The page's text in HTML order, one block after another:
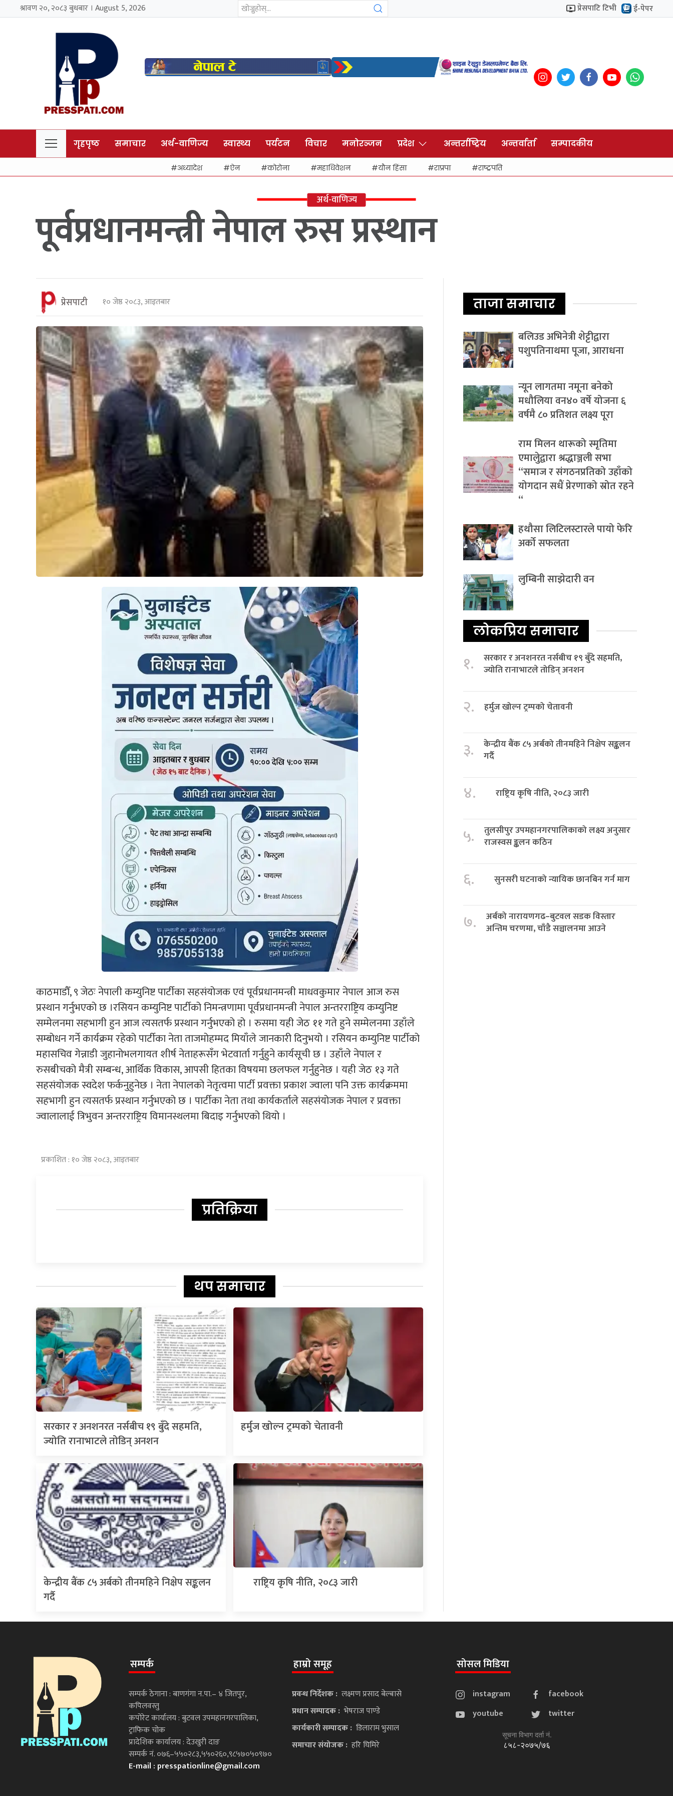
श्रावण २०, २०८३ बुधबार । August 5, 2026 प्रेसपाटि टिभी ई-पेपर
गृहपृष्ठ समाचार अर्थ-वाणिज्य स्वास्थ्य पर्यटन विचार मनोरञ्जन प्रदेश अन्तर्राष्ट्रिय अन्तर्वार्ता सम्पादकीय
अध्यादेश ऐन कोरोना महाधिवेशन यौन हिंसा राप्रपा राष्ट्रपति
अर्थ-वाणिज्य
पूर्वप्रधानमन्त्री नेपाल रुस प्रस्थान
प्रेसपाटी १० जेष्ठ २०८३, आइतबार
काठमाडौँ, ९ जेठः नेपाली कम्युनिष्ट पार्टीका सहसंयोजक एवं पूर्वप्रधानमन्त्री माधवकुमार नेपाल आज रुस
प्रस्थान गर्नुभएको छ ।रसियन कम्युनिष्ट पार्टीको निमन्त्रणामा पूर्वप्रधानमन्त्री नेपाल अन्तरराष्ट्रिय कम्युनिष्ट
सम्मेलनमा सहभागी हुन आज त्यसतर्फ प्रस्थान गर्नुभएको हो । रुसमा यही जेठ ११ गते हुने सम्मेलनमा उहाँले
सम्बोधन गर्ने कार्यक्रम रहेको पार्टीका नेता ताजमोहम्मद मियाँले जानकारी दिनुभयो । रसियन कम्युनिष्ट पार्टीको
महासचिव गेन्नाडी जुहानोभलगायत शीर्ष नेताहरूसँग भेटवार्ता गर्नुहुने कार्यसूची छ । उहाँले नेपाल र
रुसबीचको मैत्री सम्बन्ध, आर्थिक विकास, आपसी हितका विषयमा छलफल गर्नुहुनेछ । यही जेठ १३ गते
सहसंयोजक स्वदेश फर्कनुहुनेछ । नेता नेपालको नेतृत्वमा पार्टी प्रवक्ता प्रकाश ज्वाला पनि उक्त कार्यक्रममा
सहभागी हुन त्यसतर्फ प्रस्थान गर्नुभएको छ । पार्टीका नेता तथा कार्यकर्ताले सहसंयोजक नेपाल र प्रवक्ता
ज्वालालाई त्रिभुवन अन्तरराष्ट्रिय विमानस्थलमा बिदाइ गर्नुभएको थियो ।
प्रकाशित : १० जेष्ठ २०८३, आइतबार
प्रतिक्रिया
थप समाचार
सरकार र अनशनरत नर्सबीच १९ बुँदे सहमति,
ज्योति रानाभाटले तोडिन् अनशन
हर्मुज खोल्न ट्रम्पको चेतावनी
केन्द्रीय बैंक ८५ अर्बको तीनमहिने निक्षेप सङ्कलन
गर्दै
राष्ट्रिय कृषि नीति, २०८३ जारी
ताजा समाचार
बलिउड अभिनेत्री शेट्टीद्वारा
पशुपतिनाथमा पूजा, आराधना
न्यून लागतमा नमूना बनेको
मधौलिया वन४० वर्षे योजना ६
वर्षमै ८० प्रतिशत लक्ष्य पूरा
राम मिलन थारूको स्मृतिमा
एमालेुद्वारा श्रद्धाञ्जली सभा
“समाज र संगठनप्रतिको उहाँको
योगदान सधैं प्रेरणाको स्रोत रहने
“
हथौसा लिटिलस्टारले पायो फेरि
अर्को सफलता
लुम्बिनी साझेदारी वन
लोकप्रिय समाचार
१.
सरकार र अनशनरत नर्सबीच १९ बुँदे सहमति,
ज्योति रानाभाटले तोडिन् अनशन
२. हर्मुज खोल्न ट्रम्पको चेतावनी
३.
केन्द्रीय बैंक ८५ अर्बको तीनमहिने निक्षेप सङ्कलन
गर्दै
४. राष्ट्रिय कृषि नीति, २०८३ जारी
५.
तुलसीपुर उपमहानगरपालिकाको लक्ष्य अनुसार
राजस्वस ङ्कलन कठिन
६. सुनसरी घटनाको न्यायिक छानबिन गर्न माग
७.
अर्बको नारायणगढ–बुटवल सडक विस्तार
अन्तिम चरणमा, चाँडै सञ्चालनमा आउने
सम्पर्क
सम्पर्क ठेगाना : बाणगंगा न.पा.– ४ जितपुर,
कपिलवस्तु
कपोरेट कार्यालय : बुटवल उपमहानगरपालिका,
ट्राफिक चोक
प्रादेशिक कार्यालय : देउखुरी दाङ
सम्पर्क नं. ०७६–५५०२८३,५५०२६०,९८५७०५०९७०
E-mail : presspationline@gmail.com
हाम्रो समूह
प्रवन्ध निर्देशक :लक्ष्मण प्रसाद बेल्बासे
प्रधान सम्पादक :भेषराज पाण्डे
कार्यकारी सम्पादक :डिलाराम भुसाल
समाचार संयोजक :हरि घिमिरे
सोसल मिडिया
instagram
facebook
youtube
twitter
सूचना विभाग दर्ता नं.
८५८-२०७५/७६